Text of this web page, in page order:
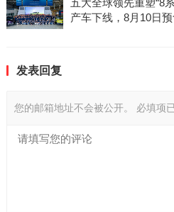
产车下线，8月10日预
发表回复
您的邮箱地址不会被公开。 必填项